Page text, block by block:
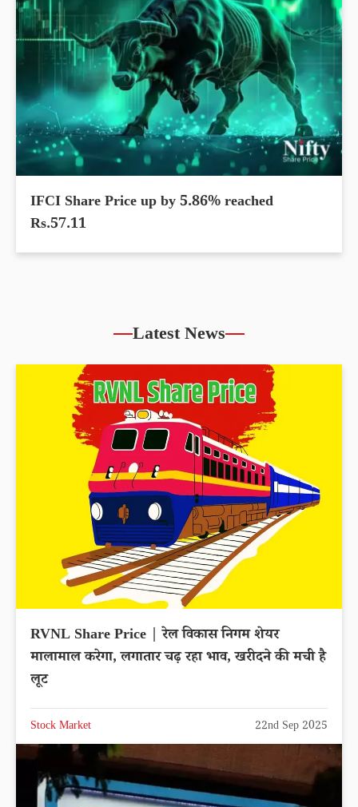
IFCI Share Price up by 5.86% reached
Rs.57.11
Latest News
RVNL Share Price | रेल विकास निगम शेयर
मालामाल करेगा, लगातार चढ़ रहा भाव, खरीदने की मची है
लूट
Stock Market 22nd Sep 2025